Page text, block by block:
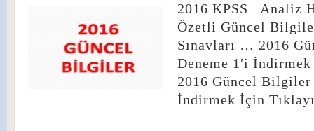
2016 KPSS Analiz
Özetli Güncel
Sınavları … 2016
Deneme 1′i
2016 Güncel Bilgiler
İndirmek İçin